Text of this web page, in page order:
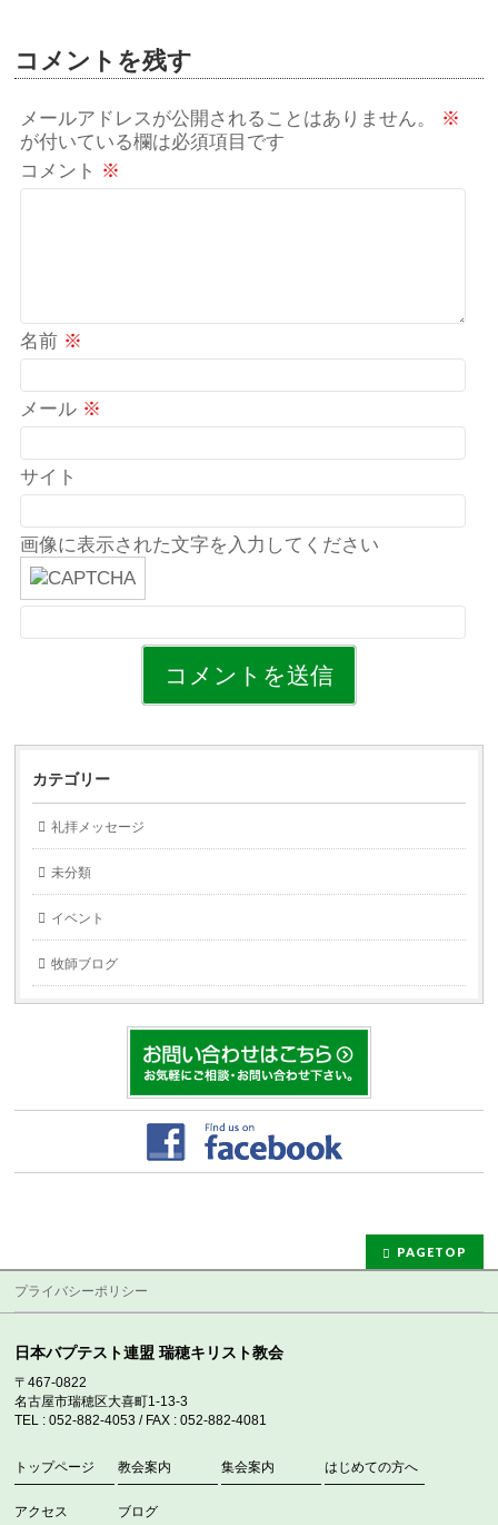
コメントを残す
メールアドレスが公開されることはありません。
※
が付いている欄は必須項目です
コメント ※
名前 ※
メール ※
サイト
画像に表示された文字を入力してください
カテゴリー
礼拝メッセージ
未分類
イベント
牧師ブログ
PAGETOP
プライバシーポリシー
日本バプテスト連盟 瑞穂キリスト教会
〒467-0822
名古屋市瑞穂区大喜町1-13-3
TEL : 052-882-4053 / FAX : 052-882-4081
トップページ 教会案内 集会案内 はじめての方へ
アクセス ブログ